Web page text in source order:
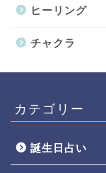
ヒーリング
チャクラ
カテゴリー
誕生日占い